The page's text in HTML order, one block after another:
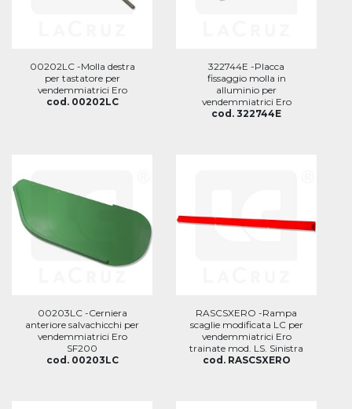
00202LC -Molla destra
per tastatore per
vendemmiatrici Ero
cod. 00202LC
322744E -Placca
fissaggio molla in
alluminio per
vendemmiatrici Ero
cod. 322744E
00203LC -Cerniera
anteriore salvachicchi per
vendemmiatrici Ero
SF200
cod. 00203LC
RASCSXERO -Rampa
scaglie modificata LC per
vendemmiatrici Ero
trainate mod. LS. Sinistra
cod. RASCSXERO